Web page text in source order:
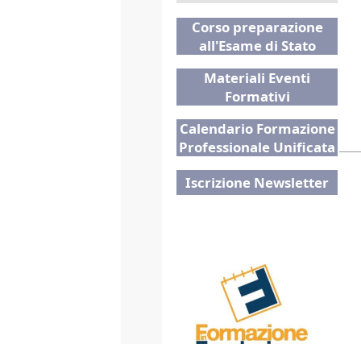
Corso preparazione
all'Esame di Stato
Materiali Eventi
Formativi
Calendario Formazione
Professionale Unificata
Iscrizione Newsletter